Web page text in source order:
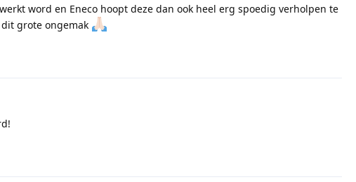
word en Eneco hoopt deze dan ook heel erg spoedig verholpen te
grote ongemak